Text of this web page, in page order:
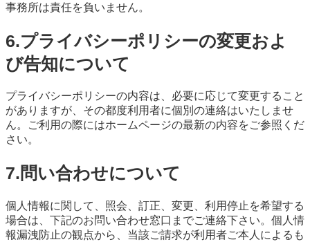
事務所は責任を負いません。
6.プライバシーポリシーの変更およ
び告知について
プライバシーポリシーの内容は、必要に応じて変更すること
がありますが、その都度利用者に個別の連絡はいたしませ
ん。ご利用の際にはホームページの最新の内容をご参照くだ
さい。
7.問い合わせについて
個人情報に関して、照会、訂正、変更、利用停止を希望する
場合は、下記のお問い合わせ窓口までご連絡下さい。個人情
報漏洩防止の観点から、当該ご請求が利用者ご本人によるも